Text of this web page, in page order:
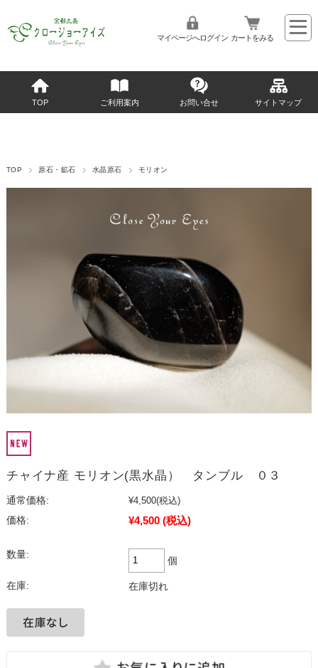
マイページへログイン カートをみる
TOP ご利用案内 お問い合せ サイトマップ
TOP 原石・鉱石 水晶原石 モリオン
チャイナ産 モリオン(黒水晶） タンブル ０３
通常価格: ¥4,500(税込)
価格:
¥4,500 (税込)
数量:
個
在庫: 在庫切れ